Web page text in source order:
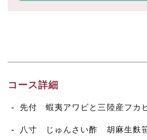
コース詳細
先付 蝦夷アワビと三陸産フカ
八寸 じゅんさい酢 胡麻生麩